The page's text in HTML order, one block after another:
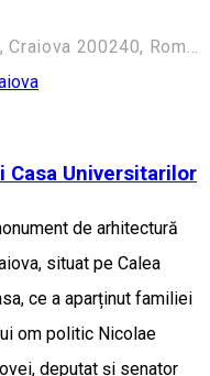
Casa Universitarilor
de arhitectură
situat pe Calea
ce a aparținut familiei
om politic Nicolae
deputat și senator